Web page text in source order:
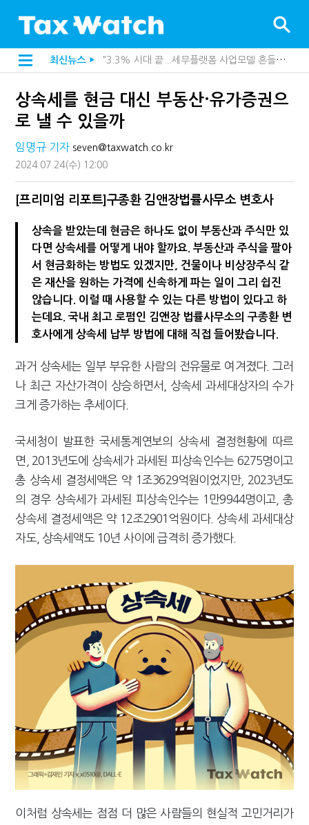
최신뉴스 ▶
"3.3% 시대 끝...세무플랫폼 사업모델 흔들린다"
[2026 세제개편]10년 실거주도 불안…1주택자 세 부담 어떻게 달라질까
[인터뷰]중앙정부 돈으로만 못 산다…지자체도 '경영'의 시대
지방재정공제회, 재정분석 수행기관 첫 선정…243개 지방정부 분석
"세무플랫폼 문제 해결될 것"…세무사회 진단, 왜
배달라이더 원천징수 세금 인하…환급 플랫폼 수익성 악화될까
상속·증여세 조사, 이제 코인거래소까지 샅샅이 본다
고액자산가 더 옥죈다…해외신탁 미신고 제보에 포상금
반도체·AI로봇 국내 생산땐 세금 깎아준다
"오래 보유보다 오래 살아야"…1주택 세금 '실거주' 중심으로
[2026 세제개편]"상속 닥치면 늦다"…가업승계 성패, 시간에 달렸다
[2026 세제개편]종부세는 집값, 가업상속은 기술…납세자가 꼭 볼 5가지
상속세를 현금 대신 부동산·유가증권으
로 낼 수 있을까
임명규 기자 seven@taxwatch.co.kr
2024.07.24(수) 12:00
[프리미엄 리포트]구종환 김앤장법률사무소 변호사
상속을 받았는데 현금은 하나도 없이 부동산과 주식만 있
다면 상속세를 어떻게 내야 할까요. 부동산과 주식을 팔아
서 현금화하는 방법도 있겠지만, 건물이나 비상장주식 같
은 재산을 원하는 가격에 신속하게 파는 일이 그리 쉽진
않습니다. 이럴 때 사용할 수 있는 다른 방법이 있다고 하
는데요. 국내 최고 로펌인 김앤장 법률사무소의 구종환 변
호사에게 상속세 납부 방법에 대해 직접 들어봤습니다.
과거 상속세는 일부 부유한 사람의 전유물로 여겨졌다. 그러
나 최근 자산가격이 상승하면서, 상속세 과세대상자의 수가
크게 증가하는 추세이다.
국세청이 발표한 국세통계연보의 상속세 결정현황에 따르
면, 2013년도에 상속세가 과세된 피상속인수는 6275명이고
총 상속세 결정세액은 약 1조3629억원이었지만, 2023년도
의 경우 상속세가 과세된 피상속인수는 1만9944명이고, 총
상속세 결정세액은 약 12조2901억원이다. 상속세 과세대상
자도, 상속세액도 10년 사이에 급격히 증가했다.
이처럼 상속세는 점점 더 많은 사람들의 현실적 고민거리가